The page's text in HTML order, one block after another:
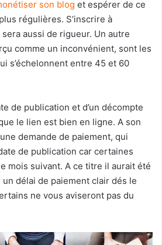
son blog et espérer de ce
régulières. S’inscrire à
aussi de rigueur. Un autre
comme un inconvénient, sont les
s’échelonnent entre 45 et 60
de publication et d’un décompte
le lien est bien en ligne. A son
demande de paiement, qui
de publication car certaines
mois suivant. A ce titre il aurait été
un délai de paiement clair dés le
ne vous aviseront pas du